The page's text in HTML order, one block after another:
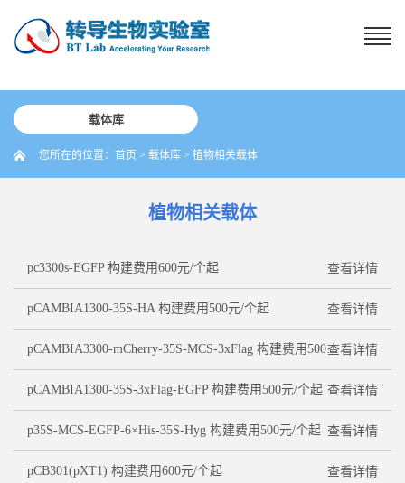
载体库
您所在的位置： 首页 > 载体库 > 植物相关载体
植物相关载体
pc3300s-EGFP 构建费用600元/个起 查看详情
pCAMBIA1300-35S-HA 构建费用500元/个起 查看详情
pCAMBIA3300-mCherry-35S-MCS-3xFlag 构建费用500元/个起
查看详情
pCAMBIA1300-35S-3xFlag-EGFP 构建费用500元/个起 查看详情
p35S-MCS-EGFP-6×His-35S-Hyg 构建费用500元/个起 查看详情
pCB301(pXT1) 构建费用600元/个起 查看详情